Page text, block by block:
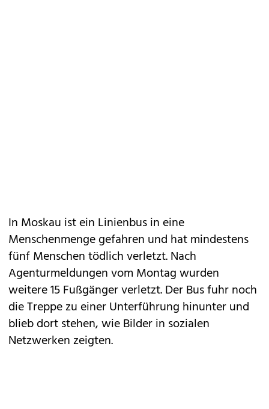
In Moskau ist ein Linienbus in eine
Menschenmenge gefahren und hat mindestens
fünf Menschen tödlich verletzt. Nach
Agenturmeldungen vom Montag wurden
weitere 15 Fußgänger verletzt. Der Bus fuhr noch
die Treppe zu einer Unterführung hinunter und
blieb dort stehen, wie Bilder in sozialen
Netzwerken zeigten.